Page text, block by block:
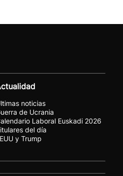
noticias
de Ucrania
Laboral Euskadi 2026
del día
y Trump